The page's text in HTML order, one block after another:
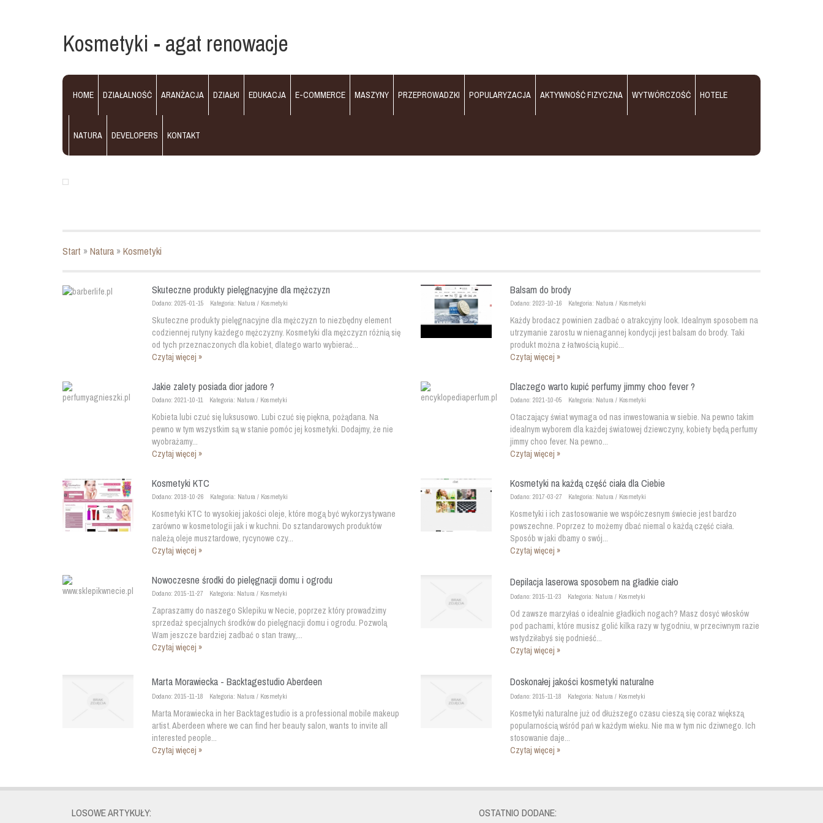
Kosmetyki - agat renowacje
HOME DZIAŁALNOŚĆ ARANŻACJA DZIAŁKI EDUKACJA E-COMMERCE MASZYNY PRZEPROWADZKI POPULARYZACJA AKTYWNOŚĆ FIZYCZNA WYTWÓRCZOŚĆ HOTELE
NATURA DEVELOPERS KONTAKT
Start »Natura »Kosmetyki
Skuteczne produkty pielęgnacyjne dla mężczyzn
Dodano: 2025-01-15 Kategoria: Natura / Kosmetyki
Skuteczne produkty pielęgnacyjne dla mężczyzn to niezbędny element
codziennej rutyny każdego mężczyzny. Kosmetyki dla mężczyzn różnią się
od tych przeznaczonych dla kobiet, dlatego warto wybierać...
Czytaj więcej »
Balsam do brody
Dodano: 2023-10-16 Kategoria: Natura / Kosmetyki
Każdy brodacz powinien zadbać o atrakcyjny look. Idealnym sposobem na
utrzymanie zarostu w nienagannej kondycji jest balsam do brody. Taki
produkt można z łatwością kupić...
Czytaj więcej »
Jakie zalety posiada dior jadore ?
Dodano: 2021-10-11 Kategoria: Natura / Kosmetyki
Kobieta lubi czuć się luksusowo. Lubi czuć się piękna, pożądana. Na
pewno w tym wszystkim są w stanie pomóc jej kosmetyki. Dodajmy, że nie
wyobrażamy...
Czytaj więcej »
Dlaczego warto kupić perfumy jimmy choo fever ?
Dodano: 2021-10-05 Kategoria: Natura / Kosmetyki
Otaczający świat wymaga od nas inwestowania w siebie. Na pewno takim
idealnym wyborem dla każdej światowej dziewczyny, kobiety będą perfumy
jimmy choo fever. Na pewno...
Czytaj więcej »
Kosmetyki KTC
Dodano: 2018-10-26 Kategoria: Natura / Kosmetyki
Kosmetyki KTC to wysokiej jakości oleje, które mogą być wykorzystywane
zarówno w kosmetologii jak i w kuchni. Do sztandarowych produktów
należą oleje musztardowe, rycynowe czy...
Czytaj więcej »
Kosmetyki na każdą część ciała dla Ciebie
Dodano: 2017-03-27 Kategoria: Natura / Kosmetyki
Kosmetyki i ich zastosowanie we współczesnym świecie jest bardzo
powszechne. Poprzez to możemy dbać niemal o każdą część ciała.
Sposób w jaki dbamy o swój...
Czytaj więcej »
Nowoczesne środki do pielęgnacji domu i ogrodu
Dodano: 2015-11-27 Kategoria: Natura / Kosmetyki
Zapraszamy do naszego Sklepiku w Necie, poprzez który prowadzimy
sprzedaż specjalnych środków do pielęgnacji domu i ogrodu. Pozwolą
Wam jeszcze bardziej zadbać o stan trawy,...
Czytaj więcej »
Depilacja laserowa sposobem na gładkie ciało
Dodano: 2015-11-23 Kategoria: Natura / Kosmetyki
Od zawsze marzyłaś o idealnie gładkich nogach? Masz dosyć włosków
pod pachami, które musisz golić kilka razy w tygodniu, w przeciwnym razie
wstydziłabyś się podnieść...
Czytaj więcej »
Marta Morawiecka - Backtagestudio Aberdeen
Dodano: 2015-11-18 Kategoria: Natura / Kosmetyki
Marta Morawiecka in her Backtagestudio is a professional mobile makeup
artist. Aberdeen where we can find her beauty salon, wants to invite all
interested people...
Czytaj więcej »
Doskonałej jakości kosmetyki naturalne
Dodano: 2015-11-18 Kategoria: Natura / Kosmetyki
Kosmetyki naturalne już od dłuższego czasu cieszą się coraz większą
popularnością wśród pań w każdym wieku. Nie ma w tym nic dziwnego. Ich
stosowanie daje...
Czytaj więcej »
LOSOWE ARTYKUŁY: OSTATNIO DODANE: